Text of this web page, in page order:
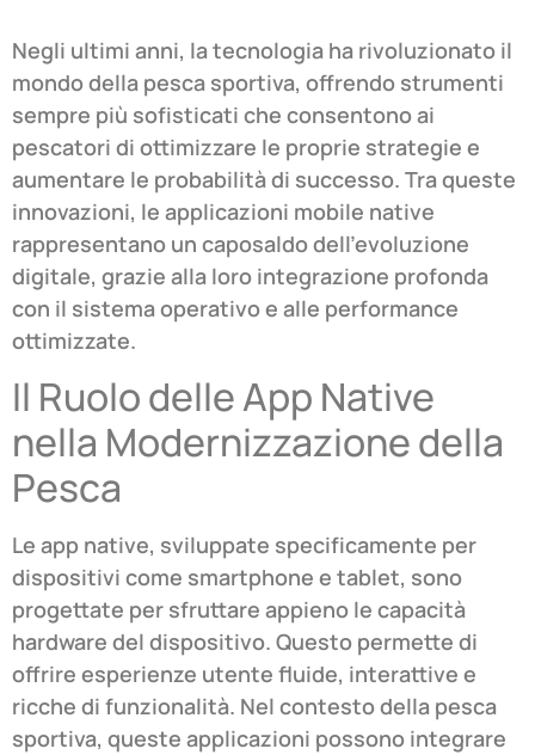
Negli ultimi anni, la tecnologia ha rivoluzionato il
mondo della pesca sportiva, offrendo strumenti
sempre più sofisticati che consentono ai
pescatori di ottimizzare le proprie strategie e
aumentare le probabilità di successo. Tra queste
innovazioni, le applicazioni mobile native
rappresentano un caposaldo dell’evoluzione
digitale, grazie alla loro integrazione profonda
con il sistema operativo e alle performance
ottimizzate.
Il Ruolo delle App Native
nella Modernizzazione della
Pesca
Le app native, sviluppate specificamente per
dispositivi come smartphone e tablet, sono
progettate per sfruttare appieno le capacità
hardware del dispositivo. Questo permette di
offrire esperienze utente fluide, interattive e
ricche di funzionalità. Nel contesto della pesca
sportiva, queste applicazioni possono integrare